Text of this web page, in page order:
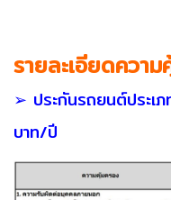
รายละเอียดควา
➢ ประกันรถยนต์ประเ
บาท/ปี